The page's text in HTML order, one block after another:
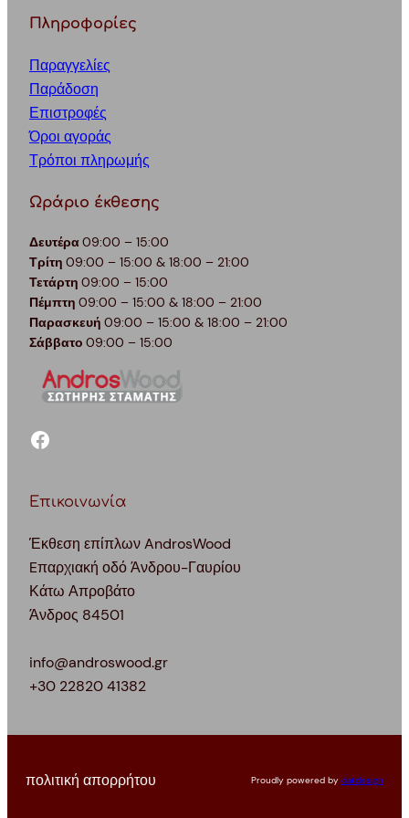
Πληροφορίες
Παραγγελίες
Παράδοση
Επιστροφές
Όροι αγοράς
Τρόποι πληρωμής
Ωράριο έκθεσης
Δευτέρα09:00 – 15:00
Τρίτη 09:00 – 15:00 & 18:00 – 21:00
Τετάρτη 09:00 – 15:00
Πέμπτη 09:00 – 15:00 & 18:00 – 21:00
Παρασκευή 09:00 – 15:00 & 18:00 – 21:00
Σάββατο 09:00 – 15:00
facebook
Επικοινωνία
Έκθεση επίπλων AndrosWood
Eπαρχιακή οδό Άνδρου-Γαυρίου
Κάτω Απροβάτο
Άνδρος 84501
info@androswood.gr
+30 22820 41382
πολιτική απορρήτου Proudly powered by datdesign